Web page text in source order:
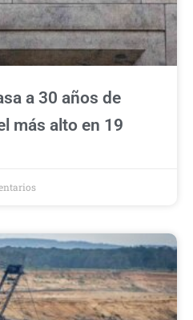
a 30 años de
más alto en 19